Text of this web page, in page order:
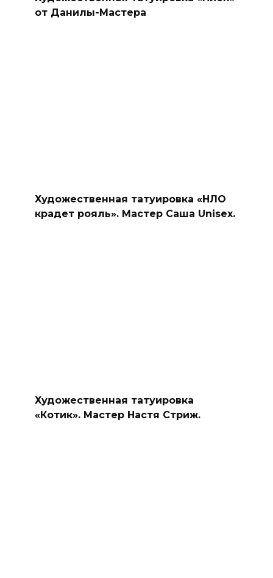
от Данилы-Мастера
Художественная татуировка «НЛО
крадет рояль». Мастер Саша Unisex.
Художественная татуировка
«Котик». Мастер Настя Стриж.